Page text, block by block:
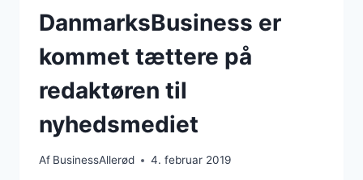
DanmarksBusiness er
kommet tættere på
redaktøren til
nyhedsmediet
Af BusinessAllerød 4. februar 2019